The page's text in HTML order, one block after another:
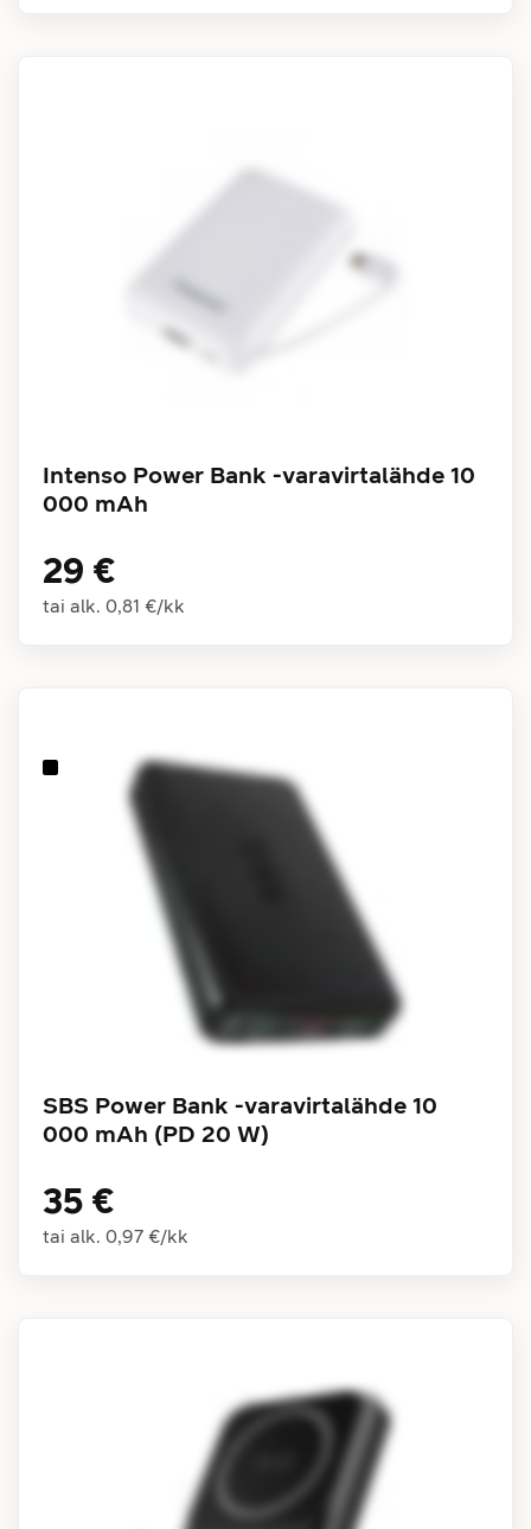
Intenso Power Bank -varavirtalähde 10
000 mAh
29 €
tai alk. 0,81 €/kk
SBS Power Bank -varavirtalähde 10
000 mAh (PD 20 W)
35 €
tai alk. 0,97 €/kk